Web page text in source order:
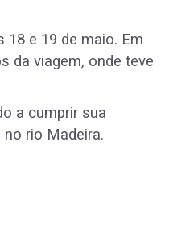
e 19 de maio. Em
da viagem, onde teve
a cumprir sua
rio Madeira.